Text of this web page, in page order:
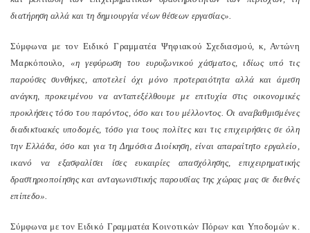
διατήρηση αλλά και τη δημιουργία νέων θέσεων εργασίας».
Σύμφωνα με τον Ειδικό Γραμματέα Ψηφιακού Σχεδιασμού, κ, Αντώνη
Μαρκόπουλο, «η γεφύρωση του ευρυζωνικού χάσματος, ιδίως υπό τις
παρούσες συνθήκες, αποτελεί όχι μόνο προτεραιότητα αλλά και άμεση
ανάγκη, προκειμένου να ανταπεξέλθουμε με επιτυχία στις οικονομικές
προκλήσεις τόσο του παρόντος, όσο και του μέλλοντος. Οι αναβαθμισμένες
διαδικτυακές υποδομές, τόσο για τους πολίτες και τις επιχειρήσεις σε όλη
την Ελλάδα, όσο και για τη Δημόσια Διοίκηση, είναι απαραίτητο εργαλείο,
ικανό να εξασφαλίσει ίσες ευκαιρίες απασχόλησης, επιχειρηματικής
δραστηριοποίησης και ανταγωνιστικής παρουσίας της χώρας μας σε διεθνές
επίπεδο».
Σύμφωνα με τον Ειδικό Γραμματέα Κοινοτικών Πόρων και Υποδομών κ.